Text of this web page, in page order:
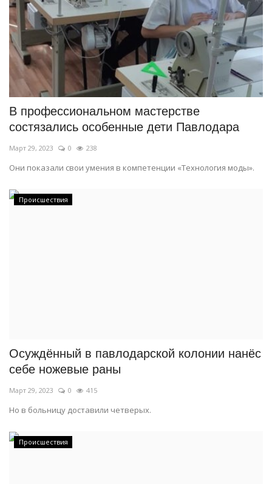
В профессиональном мастерстве
состязались особенные дети Павлодара
Март 29, 2023 0 238
Они показали свои умения в компетенции «Технология моды».
Происшествия
Осуждённый в павлодарской колонии нанёс
себе ножевые раны
Март 29, 2023 0 415
Но в больницу доставили четверых.
Происшествия